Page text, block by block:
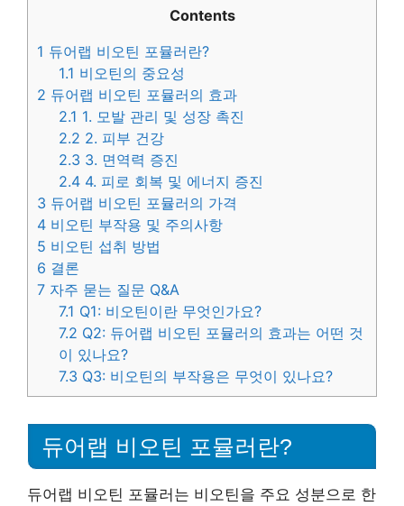
Contents
1 듀어랩 비오틴 포뮬러란?
1.1 비오틴의 중요성
2 듀어랩 비오틴 포뮬러의 효과
2.1 1. 모발 관리 및 성장 촉진
2.2 2. 피부 건강
2.3 3. 면역력 증진
2.4 4. 피로 회복 및 에너지 증진
3 듀어랩 비오틴 포뮬러의 가격
4 비오틴 부작용 및 주의사항
5 비오틴 섭취 방법
6 결론
7 자주 묻는 질문 Q&A
7.1 Q1: 비오틴이란 무엇인가요?
7.2 Q2: 듀어랩 비오틴 포뮬러의 효과는 어떤 것
이 있나요?
7.3 Q3: 비오틴의 부작용은 무엇이 있나요?
듀어랩 비오틴 포뮬러란?
듀어랩 비오틴 포뮬러는 비오틴을 주요 성분으로 한